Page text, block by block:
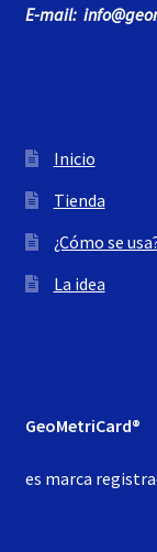
E-mail:
Inicio
Tienda
¿Cómo se
La idea
GeoMetriCard®
es marca